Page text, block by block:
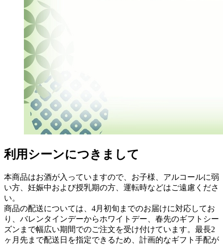
利用シーンにつきまして
本商品はお酒が入っていますので、お子様、アルコールに弱
い方、妊娠中および授乳期の方、運転時などはご遠慮くださ
い。
商品の配送については、4月初旬までのお届けに対応してお
り、バレンタインデーからホワイトデー、春先のギフトシー
ズンまで幅広い期間でのご注文を受け付けています。最長2
ヶ月先まで配送日を指定できるため、計画的なギフト手配が